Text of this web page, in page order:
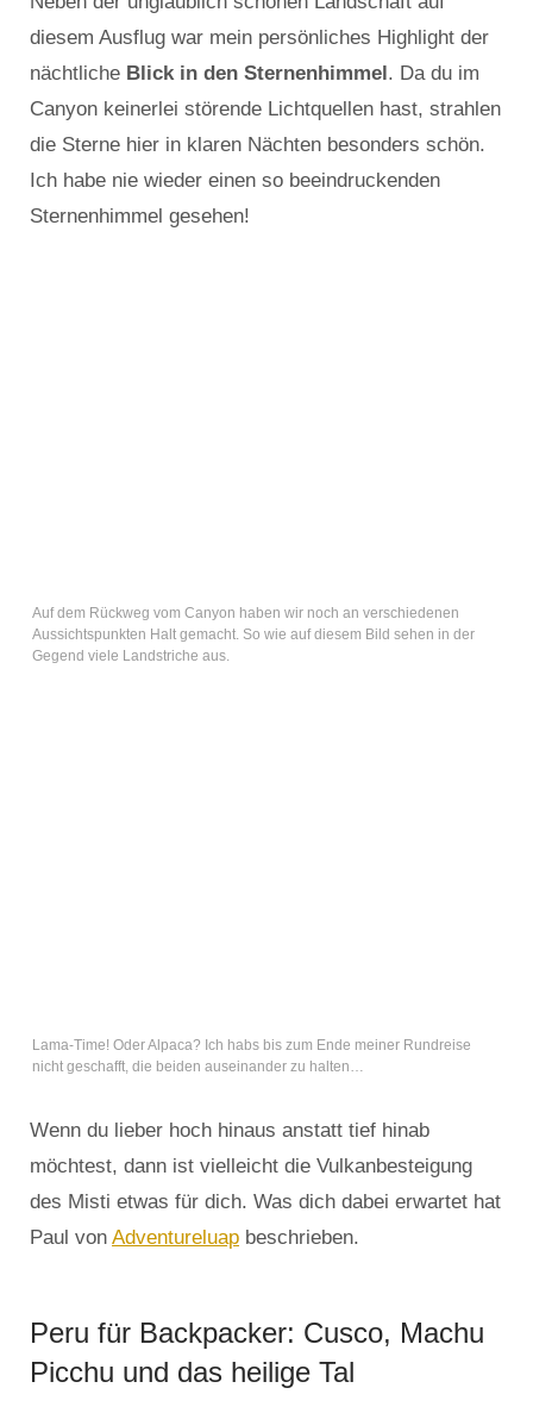
diesem Ausflug war mein persönliches Highlight der
nächtliche Blick in den Sternenhimmel. Da du im
Canyon keinerlei störende Lichtquellen hast, strahlen
die Sterne hier in klaren Nächten besonders schön.
Ich habe nie wieder einen so beeindruckenden
Sternenhimmel gesehen!
Auf dem Rückweg vom Canyon haben wir noch an verschiedenen
Aussichtspunkten Halt gemacht. So wie auf diesem Bild sehen in der
Gegend viele Landstriche aus.
Lama-Time! Oder Alpaca? Ich habs bis zum Ende meiner Rundreise
nicht geschafft, die beiden auseinander zu halten…
Wenn du lieber hoch hinaus anstatt tief hinab
möchtest, dann ist vielleicht die Vulkanbesteigung
des Misti etwas für dich. Was dich dabei erwartet hat
Paul von Adventureluap beschrieben.
Peru für Backpacker: Cusco, Machu
Picchu und das heilige Tal